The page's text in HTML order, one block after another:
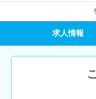
求人情報